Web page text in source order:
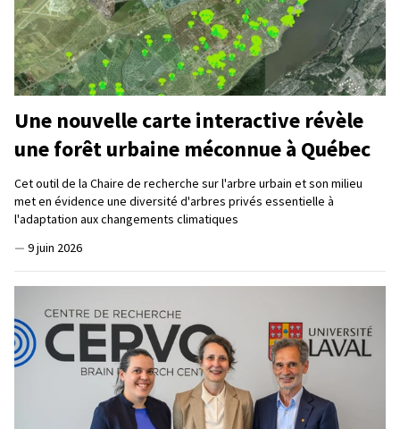
Une nouvelle carte interactive révèle
une forêt urbaine méconnue à Québec
Cet outil de la Chaire de recherche sur l'arbre urbain et son milieu
met en évidence une diversité d'arbres privés essentielle à
l'adaptation aux changements climatiques
— 9 juin 2026